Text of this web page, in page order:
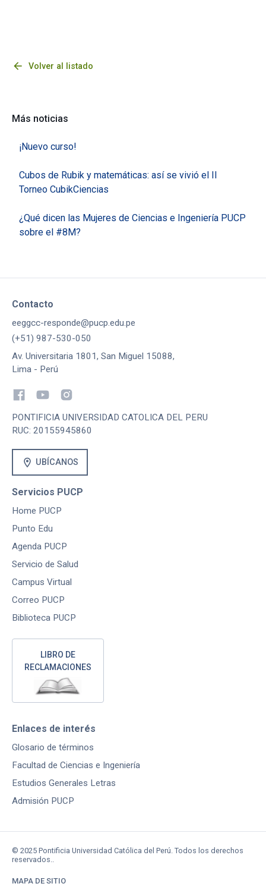
arrow_back Volver al listado
Más noticias
¡Nuevo curso!
Cubos de Rubik y matemáticas: así se vivió el II
Torneo CubikCiencias
¿Qué dicen las Mujeres de Ciencias e Ingeniería PUCP
sobre el #8M?
Contacto
eeggcc-responde@pucp.edu.pe
(+51) 987-530-050
Av. Universitaria 1801, San Miguel 15088,
Lima - Perú
PONTIFICIA UNIVERSIDAD CATOLICA DEL PERU
RUC: 20155945860
location_on UBÍCANOS
Servicios PUCP
Home PUCP
Punto Edu
Agenda PUCP
Servicio de Salud
Campus Virtual
Correo PUCP
Biblioteca PUCP
LIBRO DE
RECLAMACIONES
Enlaces de interés
Glosario de términos
Facultad de Ciencias e Ingeniería
Estudios Generales Letras
Admisión PUCP
© 2025 Pontificia Universidad Católica del Perú. Todos los derechos
reservados..
MAPA DE SITIO